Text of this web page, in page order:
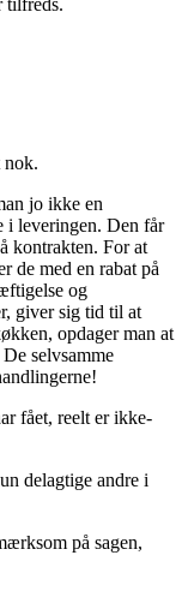
tilfreds.
nok.
jo ikke en
i leveringen. Den får
kontrakten. For at
de med en rabat på
og
giver sig tid til at
opdager man at
selvsamme
fået, reelt er ikke-
delagtige andre i
på sagen,